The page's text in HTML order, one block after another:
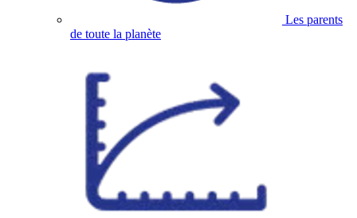
Les parents
de toute la planète